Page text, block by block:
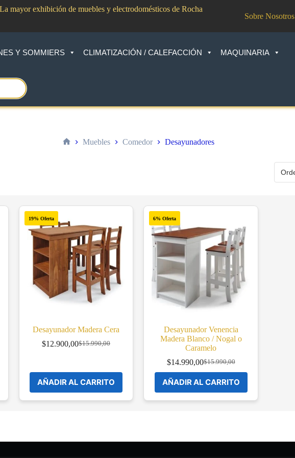
mayor exhibición de muebles y electrodomésticos de Rocha
Sobre Nosotros
Y SOMMIERS CLIMATIZACIÓN / CALEFACCIÓN MAQUINARIA
Muebles Comedor Desayunadores
19% Oferta
Desayunador Madera Cera
$15.990,00
Original
$15.990,00.
$12.900,00Current
$12.900,00.
AÑADIR AL CARRITO
6% Oferta
Desayunador Venencia
Madera Blanco / Nogal o
Caramelo
$15.990,00
Original
price
was:
$15.990,00.
$14.990,00Current
price
is:
$14.990,00.
AÑADIR AL CARRITO